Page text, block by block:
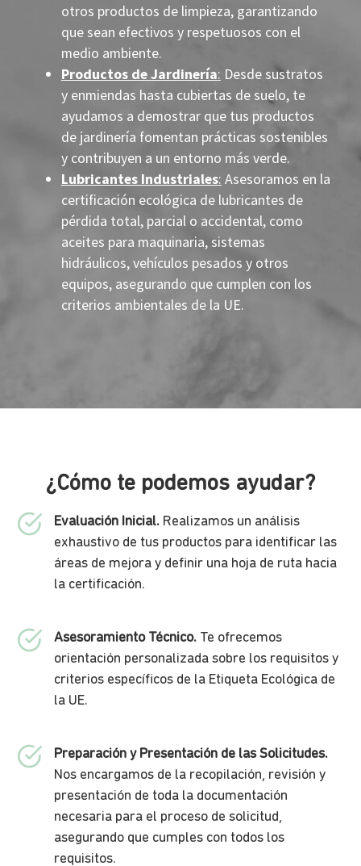
otros productos de limpieza, garantizando
que sean efectivos y respetuosos con el
medio ambiente.
Productos de Jardinería: Desde sustratos
y enmiendas hasta cubiertas de suelo, te
ayudamos a demostrar que tus productos
de jardinería fomentan prácticas sostenibles
y contribuyen a un entorno más verde.
Lubricantes Industriales: Asesoramos en la
certificación ecológica de lubricantes de
pérdida total, parcial o accidental, como
aceites para maquinaria, sistemas
hidráulicos, vehículos pesados y otros
equipos, asegurando que cumplen con los
criterios ambientales de la UE.
¿Cómo te podemos ayudar?
Evaluación Inicial.Realizamos un análisis
exhaustivo de tus productos para identificar las
áreas de mejora y definir una hoja de ruta hacia
la certificación.
Asesoramiento Técnico.Te ofrecemos
orientación personalizada sobre los requisitos y
criterios específicos de la Etiqueta Ecológica de
la UE.
Preparación y Presentación de las Solicitudes.
Nos encargamos de la recopilación, revisión y
presentación de toda la documentación
necesaria para el proceso de solicitud,
asegurando que cumples con todos los
requisitos.